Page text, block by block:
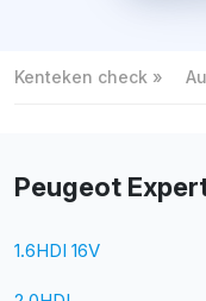
Kenteken check
Peugeot
1.6HDI 16V